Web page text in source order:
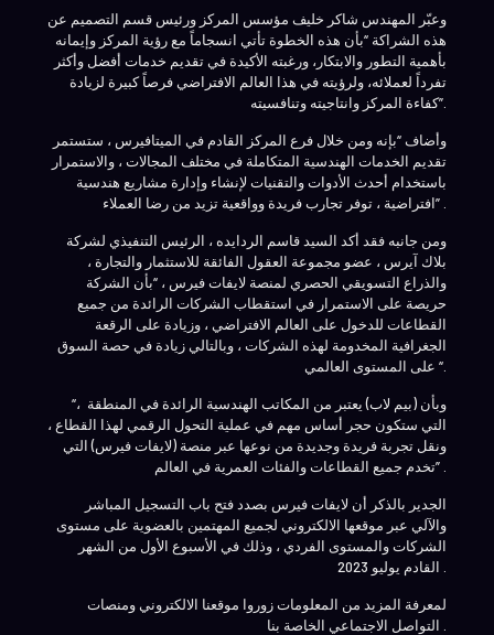
وعبّر المهندس شاكر خليف مؤسس المركز ورئيس قسم التصميم عن
هذه الشراكة “بأن هذه الخطوة تأتي انسجاماً مع رؤية المركز وإيمانه
بأهمية التطور والابتكار، ورغبته الأكيدة في تقديم خدمات أفضل وأكثر
تفرداً لعملائه، ولرؤيته في هذا العالم الافتراضي فرصاً كبيرة لزيادة
كفاءة المركز وانتاجيته وتنافسيته”.
وأضاف “بإنه ومن خلال فرع المركز القادم في الميتافيرس ، ستستمر
تقديم الخدمات الهندسية المتكاملة في مختلف المجالات ، والاستمرار
باستخدام أحدث الأدوات والتقنيات لإنشاء وإدارة مشاريع هندسية
افتراضية ، توفر تجارب فريدة وواقعية تزيد من رضا العملاء” .
ومن جانبه فقد أكد السيد قاسم الردايده ، الرئيس التنفيذي لشركة
بلاك آيرس ، عضو مجموعة العقول الفائقة للاستثمار والتجارة ،
والذراع التسويقي الحصري لمنصة لايفات فيرس ، “بأن الشركة
حريصة على الاستمرار في استقطاب الشركات الرائدة من جميع
القطاعات للدخول على العالم الافتراضي ، وزيادة على الرقعة
الجغرافية المخدومة لهذه الشركات ، وبالتالي زيادة في حصة السوق
على المستوى العالمي “.
“وبأن (بيم لاب) يعتبر من المكاتب الهندسية الرائدة في المنطقة ،
التي ستكون حجر أساس مهم في عملية التحول الرقمي لهذا القطاع ،
ونقل تجربة فريدة وجديدة من نوعها عبر منصة (لايفات فيرس) التي
تخدم جميع القطاعات والفئات العمرية في العالم” .
الجدير بالذكر أن لايفات فيرس بصدد فتح باب التسجيل المباشر
والآلي عبر موقعها الالكتروني لجميع المهتمين بالعضوية على مستوى
الشركات والمستوى الفردي ، وذلك في الأسبوع الأول من الشهر
لمعرفة المزيد من المعلومات زوروا موقعنا الالكتروني ومنصات